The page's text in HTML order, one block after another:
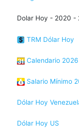
Dolar Hoy - 2020 -
TRM Dólar Hoy
Calendario
Salario Mínimo
Dólar Hoy
Dólar Hoy US